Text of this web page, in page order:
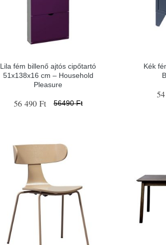
Lila fém billenő ajtós cipőtartó
51x138x16 cm – Household
Pleasure
56 490 Ft 56490 Ft
Kék